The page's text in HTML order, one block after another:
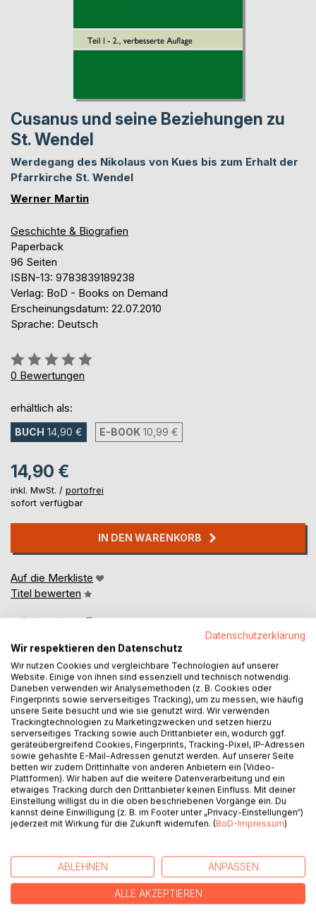
Cusanus und seine Beziehungen zu
St. Wendel
Werdegang des Nikolaus von Kues bis zum Erhalt der
Pfarrkirche St. Wendel
Werner Martin
Geschichte & Biografien
Paperback
96 Seiten
ISBN-13: 9783839189238
Verlag: BoD - Books on Demand
Erscheinungsdatum: 22.07.2010
Sprache: Deutsch
Bewertung::
0%
0 Bewertungen
erhältlich als:
BUCH 14,90 € E-BOOK 10,99 €
14,90 €
inkl. MwSt. / portofrei
sofort verfügbar
IN DEN WARENKORB
Auf die Merkliste
Titel bewerten
BESCHREIBUNG
Das Werk trägt einerseits dazu bei, dem interessierten
Leser die Beziehungen des Cusanus zu seiner zeitweiligen
Pfründe St. Wendel zu erläutern und nahe zu bringen.
Andererseits versteht es sich als Beitrag und Versuch,
durch Aufzeigen neuer Entdeckungen und Darlegung
darauf basierender neuer Erkenntnisse das offensichtlich
bislang erhebliche Defizit der Cusanus-Forschung zu
AUTOR/IN
Datenschutzerklärung
Wir respektieren den Datenschutz
Wir nutzen Cookies und vergleichbare Technologien auf unserer
Website. Einige von ihnen sind essenziell und technisch notwendig.
Daneben verwenden wir Analysemethoden (z. B. Cookies oder
Fingerprints sowie serverseitiges Tracking), um zu messen, wie häufig
unsere Seite besucht und wie sie genutzt wird. Wir verwenden
Trackingtechnologien zu Marketingzwecken und setzen hierzu
serverseitiges Tracking sowie auch Drittanbieter ein, wodurch ggf.
geräteübergreifend Cookies, Fingerprints, Tracking-Pixel, IP-Adressen
sowie gehashte E-Mail-Adressen genutzt werden. Auf unserer Seite
betten wir zudem Drittinhalte von anderen Anbietern ein (Video-
Plattformen). Wir haben auf die weitere Datenverarbeitung und ein
etwaiges Tracking durch den Drittanbieter keinen Einfluss. Mit deiner
Einstellung willigst du in die oben beschriebenen Vorgänge ein. Du
kannst deine Einwilligung (z. B. im Footer unter „Privacy-Einstellungen“)
jederzeit mit Wirkung für die Zukunft widerrufen. (BoD-Impressum)
ABLEHNEN ANPASSEN
ALLE AKZEPTIEREN